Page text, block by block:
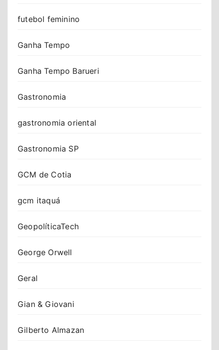
futebol feminino
Ganha Tempo
Ganha Tempo Barueri
Gastronomia
gastronomia oriental
Gastronomia SP
GCM de Cotia
gcm itaquá
GeopolíticaTech
George Orwell
Geral
Gian & Giovani
Gilberto Almazan